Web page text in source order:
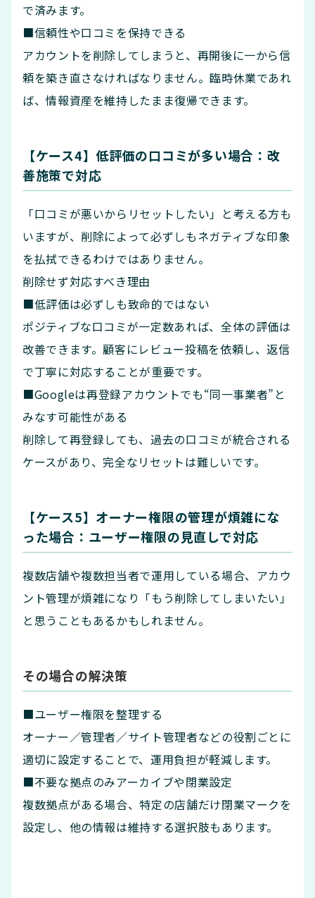
で済みます。
■信頼性や口コミを保持できる
アカウントを削除してしまうと、再開後に一から信
頼を築き直さなければなりません。臨時休業であれ
ば、情報資産を維持したまま復帰できます。
【ケース4】低評価の口コミが多い場合：改
善施策で対応
「口コミが悪いからリセットしたい」と考える方も
いますが、削除によって必ずしもネガティブな印象
を払拭できるわけではありません。
削除せず対応すべき理由
■低評価は必ずしも致命的ではない
ポジティブな口コミが一定数あれば、全体の評価は
改善できます。顧客にレビュー投稿を依頼し、返信
で丁寧に対応することが重要です。
■Googleは再登録アカウントでも“同一事業者”と
みなす可能性がある
削除して再登録しても、過去の口コミが統合される
ケースがあり、完全なリセットは難しいです。
【ケース5】オーナー権限の管理が煩雑にな
った場合：ユーザー権限の見直しで対応
複数店舗や複数担当者で運用している場合、アカウ
ント管理が煩雑になり「もう削除してしまいたい」
と思うこともあるかもしれません。
その場合の解決策
■ユーザー権限を整理する
オーナー／管理者／サイト管理者などの役割ごとに
適切に設定することで、運用負担が軽減します。
■不要な拠点のみアーカイブや閉業設定
複数拠点がある場合、特定の店舗だけ閉業マークを
設定し、他の情報は維持する選択肢もあります。